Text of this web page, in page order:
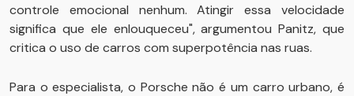
controle emocional nenhum. Atingir essa velocidade
significa que ele enlouqueceu", argumentou Panitz, que
critica o uso de carros com superpotência nas ruas.
Para o especialista, o Porsche não é um carro urbano, é